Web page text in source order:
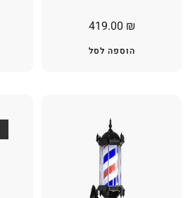
419.00 ₪
הוספה לסל